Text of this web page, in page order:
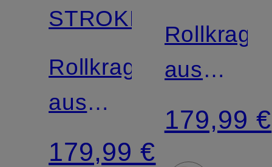
STROKESMAN'S
Rollkragenpullover
aus
Cashmere
179,99 €
aus
179,99 €